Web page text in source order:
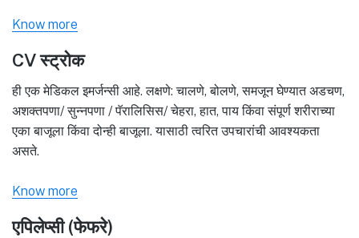
Know more
CV स्ट्रोक
ही एक मेडिकल इमर्जन्सी आहे. लक्षणे: चालणे, बोलणे, समजून घेण्यात अडचण,
अशक्तपणा/ सुन्नपणा / पॅरालिसिस/ चेहरा, हात, पाय किंवा संपूर्ण शरीराच्या
एका बाजूला किंवा दोन्ही बाजूला. यासाठी त्वरित उपचारांची आवश्यकता
असते.
Know more
एपिलेप्सी (फेफरे)